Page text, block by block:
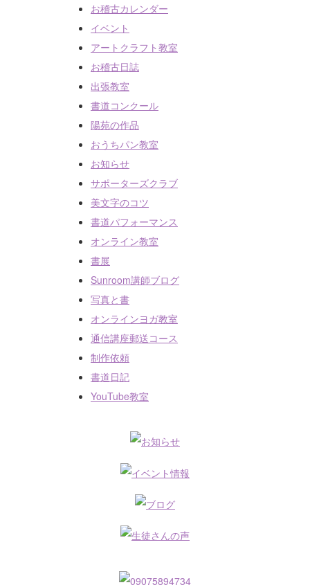
お稽古カレンダー
イベント
アートクラフト教室
お稽古日誌
出張教室
書道コンクール
陽苑の作品
おうちパン教室
お知らせ
サポーターズクラブ
美文字のコツ
書道パフォーマンス
オンライン教室
書展
Sunroom講師ブログ
写真と書
オンラインヨガ教室
通信講座郵送コース
制作依頼
書道日記
YouTube教室
書道教室（対面指導）
書道教室（オンライン指導）
ヨガ教室（対面指導）